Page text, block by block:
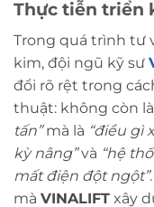
Thực tiễn triển
Trong quá trình tư
kim, đội ngũ kỹ sư
đổi rõ rệt trong
thuật: không còn là
tấn”mà là “điều gì
kỳ nâng”và “hệ
mất điện đột ngột”
mà VINALIFT xây